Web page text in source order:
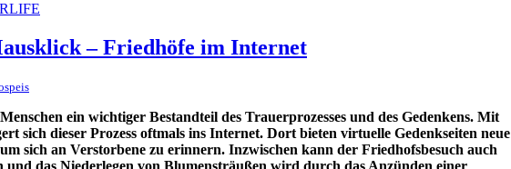
– Friedhöfe im Internet
ein wichtiger Bestandteil des Trauerprozesses und des Gedenkens. Mit
sich dieser Prozess oftmals ins Internet. Dort bieten virtuelle Gedenkseiten neue
sich an Verstorbene zu erinnern. Inzwischen kann der Friedhofsbesuch auch